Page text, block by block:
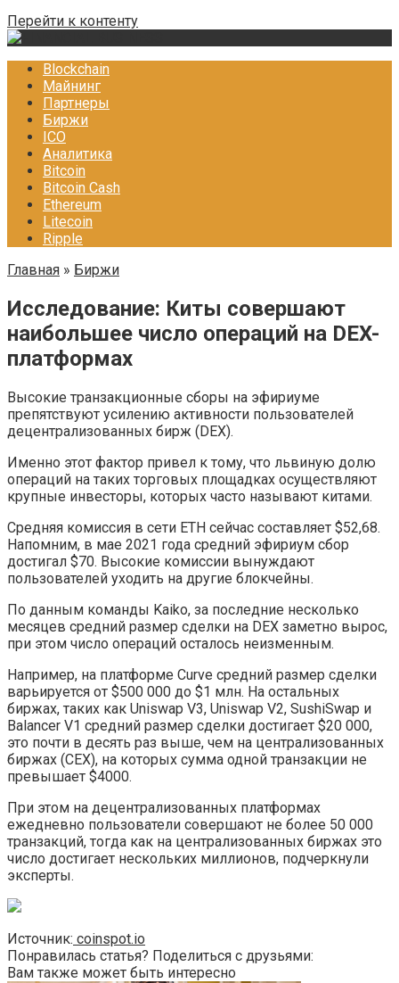
Перейти к контенту
Blockchain
Майнинг
Партнеры
Биржи
ICO
Аналитика
Bitcoin
Bitcoin Cash
Ethereum
Litecoin
Ripple
Главная » Биржи
Исследование: Киты совершают
наибольшее число операций на DEX-
платформах
Высокие транзакционные сборы на эфириуме
препятствуют усилению активности пользователей
децентрализованных бирж (DEX).
Именно этот фактор привел к тому, что львиную долю
операций на таких торговых площадках осуществляют
крупные инвесторы, которых часто называют китами.
Средняя комиссия в сети ETH сейчас составляет $52,68.
Напомним, в мае 2021 года средний эфириум сбор
достигал $70. Высокие комиссии вынуждают
пользователей уходить на другие блокчейны.
По данным команды Kaiko, за последние несколько
месяцев средний размер сделки на DEX заметно вырос,
при этом число операций осталось неизменным.
Например, на платформе Curve средний размер сделки
варьируется от $500 000 до $1 млн. На остальных
биржах, таких как Uniswap V3, Uniswap V2, SushiSwap и
Balancer V1 средний размер сделки достигает $20 000,
это почти в десять раз выше, чем на централизованных
биржах (CEX), на которых сумма одной транзакции не
превышает $4000.
При этом на децентрализованных платформах
ежедневно пользователи совершают не более 50 000
транзакций, тогда как на централизованных биржах это
число достигает нескольких миллионов, подчеркнули
эксперты.
Источник: coinspot.io
Понравилась статья? Поделиться с друзьями:
Вам также может быть интересно